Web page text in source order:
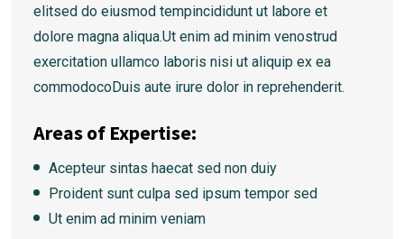
elitsed do eiusmod tempincididunt ut labore et
dolore magna aliqua.Ut enim ad minim venostrud
exercitation ullamco laboris nisi ut aliquip ex ea
commodocoDuis aute irure dolor in reprehenderit.
Areas of Expertise:
Acepteur sintas haecat sed non duiy
Proident sunt culpa sed ipsum tempor sed
Ut enim ad minim veniam